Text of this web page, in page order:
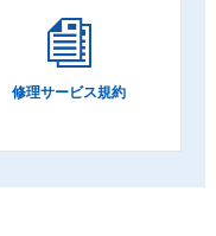
修理サービス規約